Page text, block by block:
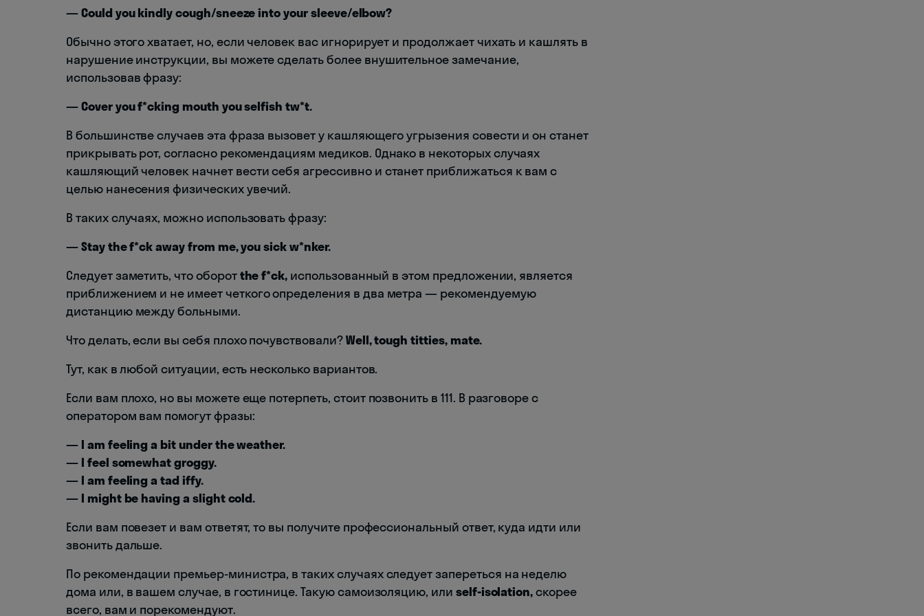
— Could you kindly cough/sneeze into your sleeve/elbow?
Обычно этого хватает, но, если человек вас игнорирует и продолжает чихать и кашлять в
нарушение инструкции, вы можете сделать более внушительное замечание,
использовав фразу:
— Cover you f*cking mouth you selfish tw*t.
В большинстве случаев эта фраза вызовет у кашляющего угрызения совести и он станет
прикрывать рот, согласно рекомендациям медиков. Однако в некоторых случаях
кашляющий человек начнет вести себя агрессивно и станет приближаться к вам с
целью нанесения физических увечий.
В таких случаях, можно использовать фразу:
— Stay the f*ck away from me, you sick w*nker.
Следует заметить, что оборотthe f*ck, использованный в этом предложении, является
приближением и не имеет четкого определения в два метра — рекомендуемую
дистанцию между больными.
Что делать, если вы себя плохо почувствовали?Well, tough titties, mate.
Тут, как в любой ситуации, есть несколько вариантов.
Если вам плохо, но вы можете еще потерпеть, стоит позвонить в 111. В разговоре с
оператором вам помогут фразы:
— I am feeling a bit under the weather.
— I feel somewhat groggy.
— I am feeling a tad iffy.
— I might be having a slight cold.
Если вам повезет и вам ответят, то вы получите профессиональный ответ, куда идти или
звонить дальше.
По рекомендации премьер-министра, в таких случаях следует запереться на неделю
дома или, в вашем случае, в гостинице. Такую самоизоляцию, или self-isolation,скорее
всего, вам и порекомендуют.